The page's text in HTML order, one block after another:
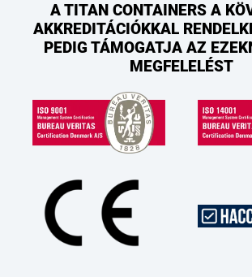
A TITAN CONTAINERS A
AKKREDITÁCIÓKKAL
PEDIG TÁMOGATJA AZ
MEGFELELÉST